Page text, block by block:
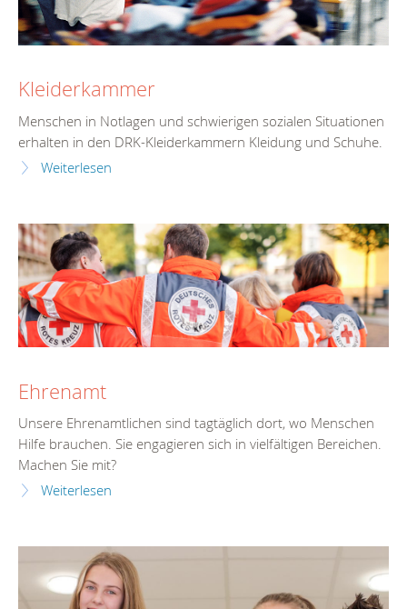
Kleiderkammer
Menschen in Notlagen und schwierigen sozialen Situationen
erhalten in den DRK-Kleiderkammern Kleidung und Schuhe.
Weiterlesen
Ehrenamt
Unsere Ehrenamtlichen sind tagtäglich dort, wo Menschen
Hilfe brauchen. Sie engagieren sich in vielfältigen Bereichen.
Machen Sie mit?
Weiterlesen